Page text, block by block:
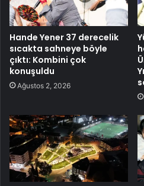
Hande Yener 37 derecelik
sıcakta sahneye böyle
çıktı: Kombini çok
konuşuldu
Ağustos 2, 2026